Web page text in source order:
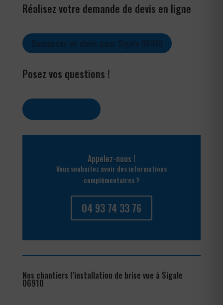
Réalisez votre demande de devis en ligne
Posez vos questions !
Appelez-nous !
Vous souhaitez avoir des informations
complémentaires ?
04 93 74 33 76
Nos chantiers l’installation de brise vue à Sigale
06910